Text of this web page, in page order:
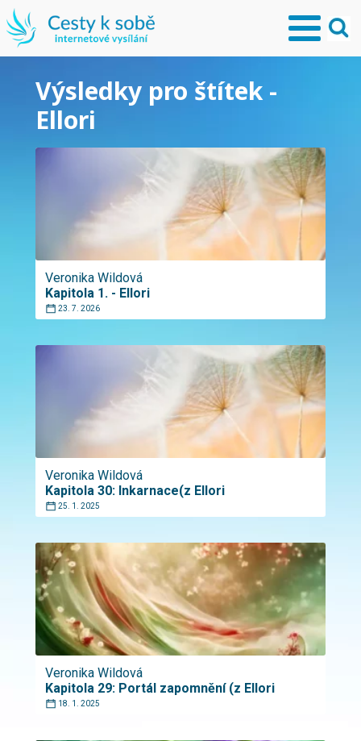
Výsledky pro štítek -
Ellori
Veronika Wildová
Kapitola 1. - Ellori
23. 7. 2026
Veronika Wildová
Kapitola 30: Inkarnace(z Ellori
25. 1. 2025
Veronika Wildová
Kapitola 29: Portál zapomnění (z Ellori
18. 1. 2025